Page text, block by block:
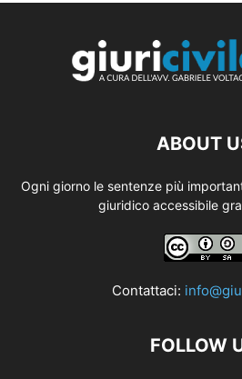
ABOUT
Ogni giorno le sentenze più
giuridico accessibile
Contattaci:
FOLLOW